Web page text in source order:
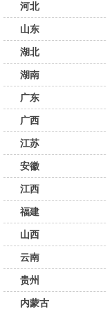
河北
山东
湖北
湖南
广东
广西
江苏
安徽
江西
福建
山西
云南
贵州
内蒙古